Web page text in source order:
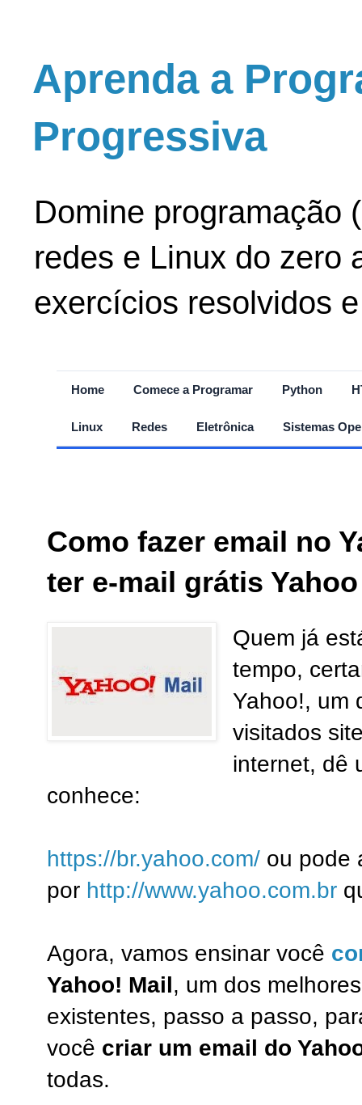
Aprenda a
Progressiva
Domine programação
redes e Linux do zero
exercícios resolvidos
Home Comece a Programar Python
Linux Redes Eletrônica Sistemas
Como fazer email no
ter e-mail grátis
Quem já
tempo,
Yahoo!, um
visitados
internet, dê
conhece:
https://br.yahoo.com/ ou pode
por http://www.yahoo.com.br
Agora, vamos ensinar você
Yahoo! Mail, um dos
existentes, passo a passo,
você criar um email do
todas.